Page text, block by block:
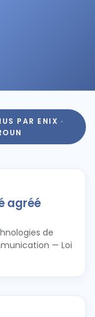
PAR ENIX ·
agréé
de
— Loi